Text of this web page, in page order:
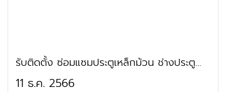
รับติดตั้ง ซ่อมแซมประตูเหล็กม้วน ช่างประตู
ม้วน บางพลัด จรัญสนิทวงศ์ บางอ้อ
11 ธ.ค. 2566